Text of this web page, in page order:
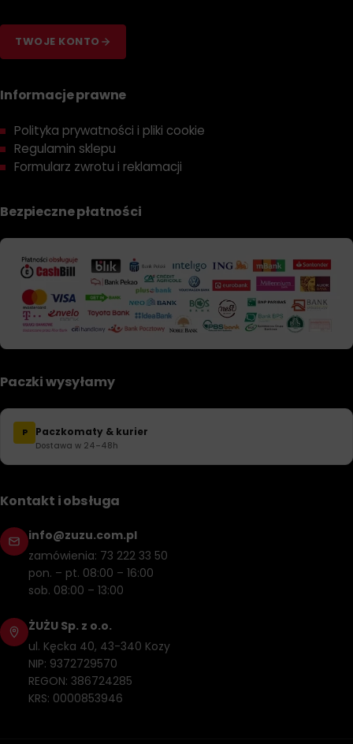
TWOJE KONTO
Informacje prawne
Polityka prywatności i pliki cookie
Regulamin sklepu
Formularz zwrotu i reklamacji
Bezpieczne płatności
Paczki wysyłamy
P Paczkomaty & kurier
Dostawa w 24–48h
Kontakt i obsługa
info@zuzu.com.pl
zamówienia: 73 222 33 50
pon. – pt. 08:00 – 16:00
sob. 08:00 – 13:00
ŻUŻU Sp. z o.o.
ul. Kęcka 40, 43-340 Kozy
NIP: 9372729570
REGON: 386724285
KRS: 0000853946